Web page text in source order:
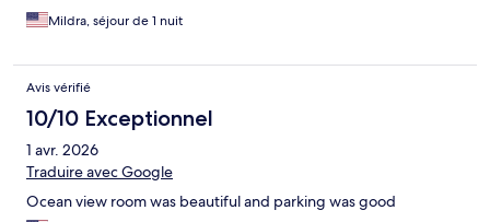
Mildra, séjour de 1 nuit
Avis vérifié
10/10 Exceptionnel
1 avr. 2026
Traduire avec Google
Ocean view room was beautiful and parking was good